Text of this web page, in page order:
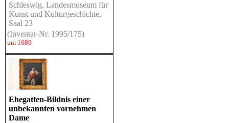
Schleswig, Landesmuseum für
Kunst und Kulturgeschichte,
Saal 23
(Inventar-Nr. 1995/175)
um 1680
Ehegatten-Bildnis einer
unbekannten vornehmen
Dame